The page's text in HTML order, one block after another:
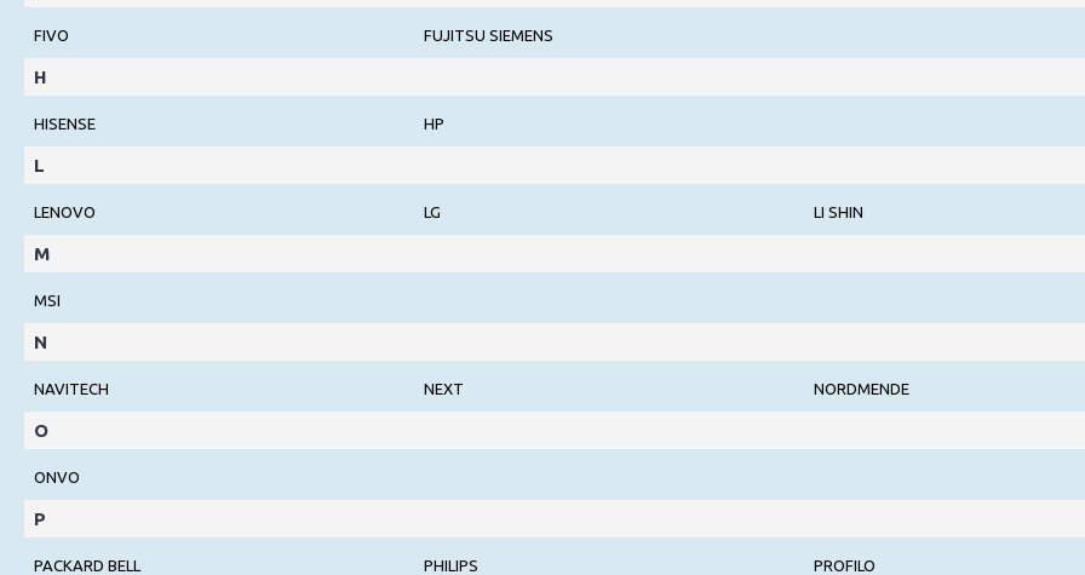
FIVO FUJITSU SIEMENS
H
HISENSE HP
L
LENOVO LG LI SHIN
M
MSI
N
NAVITECH NEXT NORDMENDE
O
ONVO
P
PACKARD BELL
PHILIPS
PROFILO